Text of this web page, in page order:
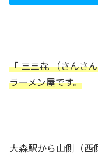
「 三三㐂 （さんさ
ラーメン屋です。
大森駅から山側（西